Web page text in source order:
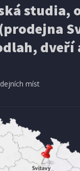
do košíku 3
studia,
dveří
míst